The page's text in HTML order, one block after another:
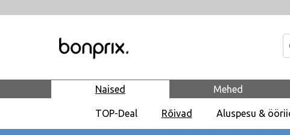
Naised
TOP-Deal Rõivad Aluspesu &
Mehed